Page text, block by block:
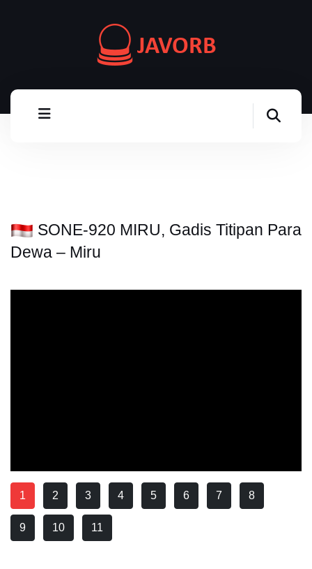
SONE-920 MIRU, Gadis Titipan Para
Dewa – Miru
1 2 3 4 5 6 7 8
9 10 11